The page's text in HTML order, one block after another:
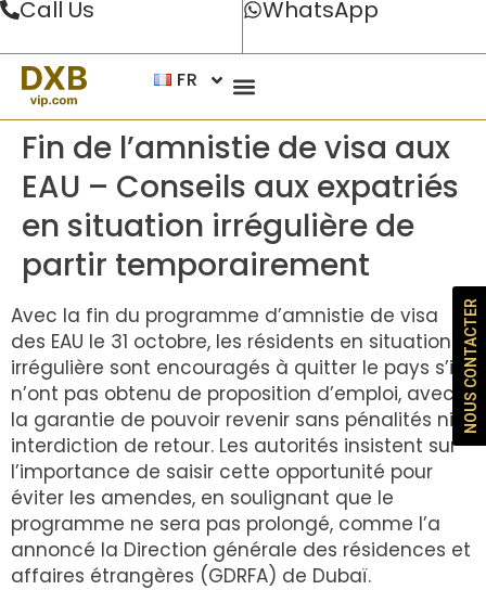
Call Us WhatsApp
FR
Fin de l’amnistie de visa aux
EAU – Conseils aux expatriés
en situation irrégulière de
partir temporairement
Avec la fin du programme d’amnistie de visa
des EAU le 31 octobre, les résidents en situation
irrégulière sont encouragés à quitter le pays s’ils
n’ont pas obtenu de proposition d’emploi, avec
la garantie de pouvoir revenir sans pénalités ni
interdiction de retour. Les autorités insistent sur
l’importance de saisir cette opportunité pour
éviter les amendes, en soulignant que le
programme ne sera pas prolongé, comme l’a
annoncé la Direction générale des résidences et
affaires étrangères (GDRFA) de Dubaï.
NOUS CONTACTER